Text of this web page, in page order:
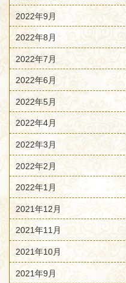
2022年9月
2022年8月
2022年7月
2022年6月
2022年5月
2022年4月
2022年3月
2022年2月
2022年1月
2021年12月
2021年11月
2021年10月
2021年9月